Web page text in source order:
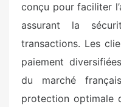
conçu pour faciliter
assurant la
transactions. Les
paiement
du marché
protection optimale